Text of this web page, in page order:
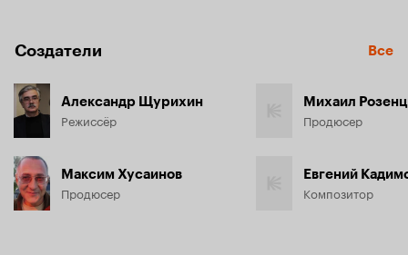
Создатели Все
Александр Щурихин
Режиссёр
Максим Хусаинов
Продюсер
Михаил
Продюсер
Евгений
Композитор